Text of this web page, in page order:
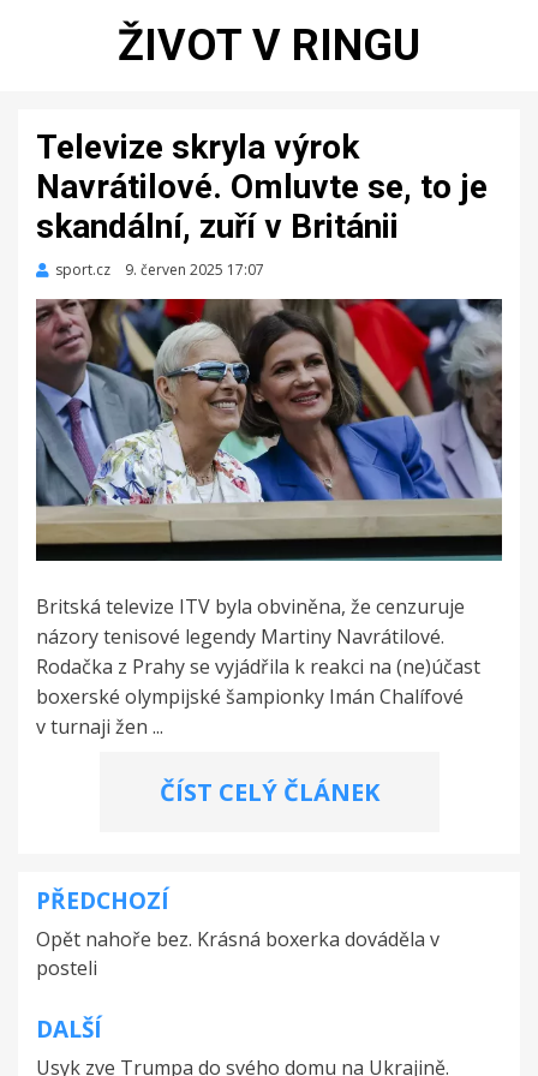
ŽIVOT V RINGU
Televize skryla výrok
Navrátilové. Omluvte se, to je
skandální, zuří v Británii
sport.cz
Zveřejněno
9. červen 2025 17:07
Britská televize ITV byla obviněna, že cenzuruje
názory tenisové legendy Martiny Navrátilové.
Rodačka z Prahy se vyjádřila k reakci na (ne)účast
boxerské olympijské šampionky Imán Chalífové
v turnaji žen ...
ČÍST CELÝ ČLÁNEK
Navigace
pro
příspěvek
PŘEDCHOZÍ
Opět nahoře bez. Krásná boxerka dováděla v
posteli
DALŠÍ
Usyk zve Trumpa do svého domu na Ukrajině.